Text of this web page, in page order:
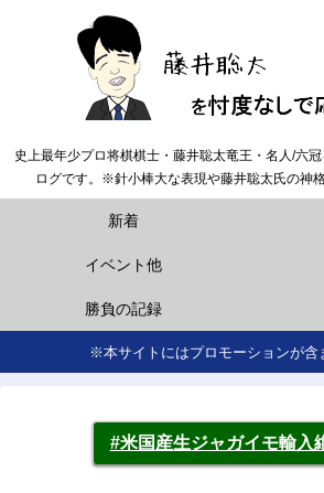
史上最年少プロ将棋棋士・藤井聡太竜王・名人/六
ログです。※針小棒大な表現や藤井聡太氏の神
新着
イベント他
勝負の記録
※本サイトにはプロモーションが含
#米国産生ジャガイモ輸入